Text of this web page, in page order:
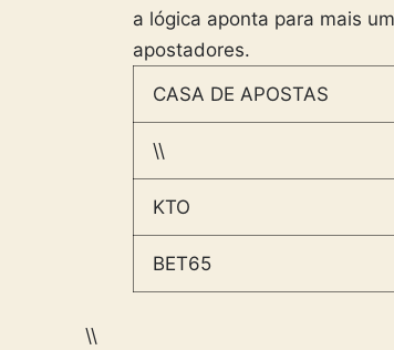
a lógica aponta para mais
apostadores.
CASA DE APOSTAS
\\
KTO
BET65
\\